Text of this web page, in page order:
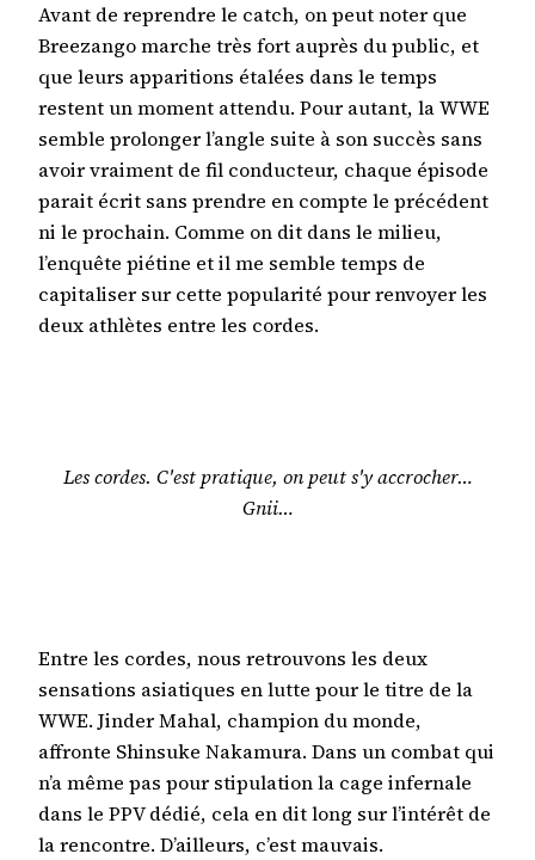
Avant de reprendre le catch, on peut noter que
Breezango marche très fort auprès du public, et
que leurs apparitions étalées dans le temps
restent un moment attendu. Pour autant, la WWE
semble prolonger l’angle suite à son succès sans
avoir vraiment de fil conducteur, chaque épisode
parait écrit sans prendre en compte le précédent
ni le prochain. Comme on dit dans le milieu,
l’enquête piétine et il me semble temps de
capitaliser sur cette popularité pour renvoyer les
deux athlètes entre les cordes.
Les cordes. C'est pratique, on peut s'y accrocher…
Gnii…
Entre les cordes, nous retrouvons les deux
sensations asiatiques en lutte pour le titre de la
WWE. Jinder Mahal, champion du monde,
affronte Shinsuke Nakamura. Dans un combat qui
n’a même pas pour stipulation la cage infernale
dans le PPV dédié, cela en dit long sur l’intérêt de
la rencontre. D’ailleurs, c’est mauvais.